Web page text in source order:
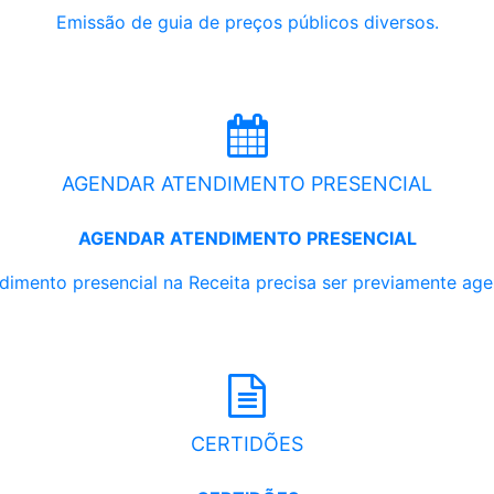
Emissão de guia de preços públicos diversos.
AGENDAR ATENDIMENTO PRESENCIAL
AGENDAR ATENDIMENTO PRESENCIAL
presencial na Receita precisa ser previamente
CERTIDÕES